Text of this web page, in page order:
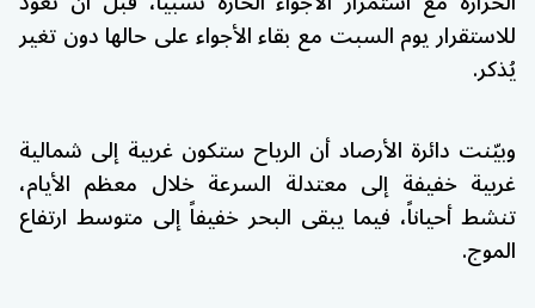
للاستقرار يوم السبت مع بقاء الأجواء على حالها دون تغير
يُذكر.
وبيّنت دائرة الأرصاد أن الرياح ستكون غربية إلى شمالية
غربية خفيفة إلى معتدلة السرعة خلال معظم الأيام،
تنشط أحياناً، فيما يبقى البحر خفيفاً إلى متوسط ارتفاع
الموج.